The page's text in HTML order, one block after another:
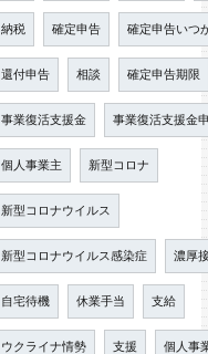
納税 確定申告 確定申告いつ
還付申告 相談 確定申告期限
事業復活支援金 事業復活支援金
個人事業主 新型コロナ
新型コロナウイルス
新型コロナウイルス感染症 濃厚
自宅待機 休業手当 支給
ウクライナ情勢 支援 個人事